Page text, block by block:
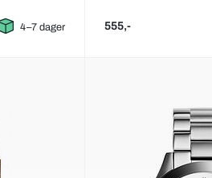
4–7 dager 555,-